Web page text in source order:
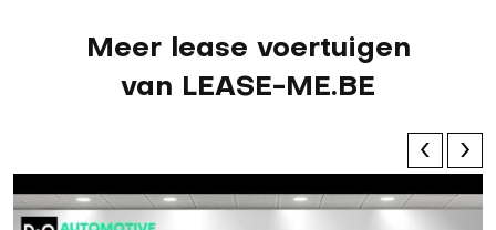
Meer lease voertuigen
van LEASE-ME.BE